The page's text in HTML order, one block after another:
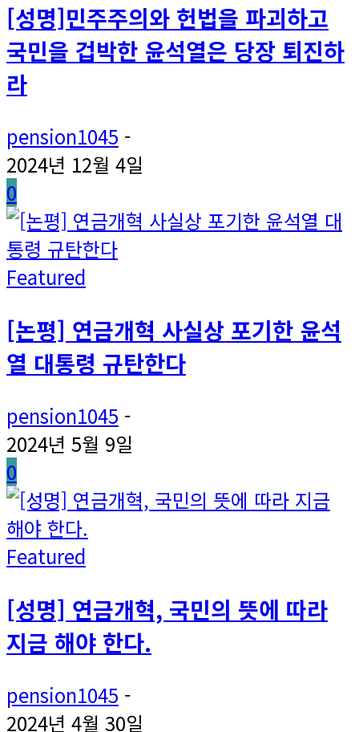
[성명]민주주의와 헌법을 파괴하고
국민을 겁박한 윤석열은 당장 퇴진하
라
pension1045 -
2024년 12월 4일
0
Featured
[논평] 연금개혁 사실상 포기한 윤석
열 대통령 규탄한다
pension1045 -
2024년 5월 9일
0
Featured
[성명] 연금개혁, 국민의 뜻에 따라
지금 해야 한다.
pension1045 -
2024년 4월 30일